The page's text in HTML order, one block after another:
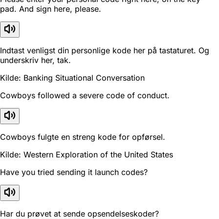
pad. And sign here, please.
Indtast venligst din personlige kode her på tastaturet. Og
underskriv her, tak.
Kilde: Banking Situational Conversation
Cowboys followed a severe code of conduct.
Cowboys fulgte en streng kode for opførsel.
Kilde: Western Exploration of the United States
Have you tried sending it launch codes?
Har du prøvet at sende opsendelseskoder?